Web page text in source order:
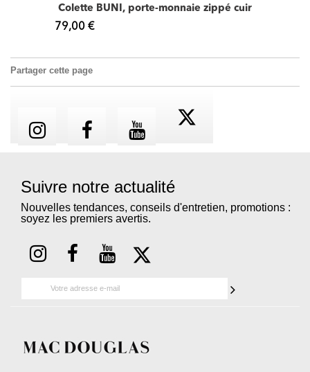
Colette BUNI, porte-monnaie zippé cuir
79,00 €
Partager cette page
Suivre notre actualité
Nouvelles tendances, conseils d'entretien, promotions :
soyez les premiers avertis.